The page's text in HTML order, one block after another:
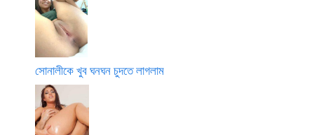
সোনালীকে খুব ঘনঘন চুদতে লাগলাম